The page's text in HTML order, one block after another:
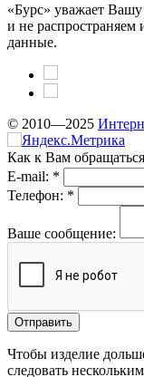
«Бурс» уважает
и не
данные.
© 2010—2025
Как к Вам
E-mail: *
Телефон: *
Ваше сообщение:
Чтобы изделие
следовать